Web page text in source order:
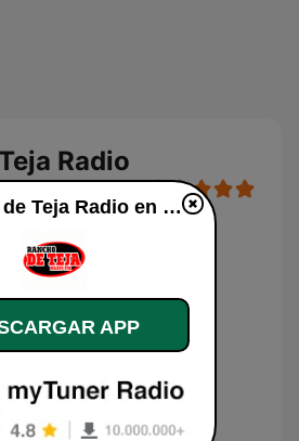
Radio
Antiguas
de Teja Radio:
Rancho de Teja Radio en vivo
APP